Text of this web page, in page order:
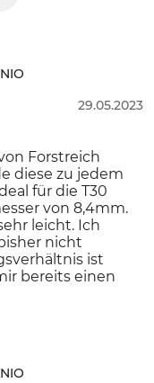
29.05.2023
Forstreich
diese zu jedem
für die T30
von 8,4mm.
leicht. Ich
nicht
ist
bereits einen